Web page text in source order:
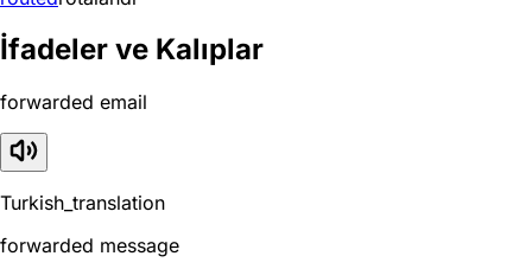
İfadeler ve Kalıplar
forwarded email
Turkish_translation
forwarded message